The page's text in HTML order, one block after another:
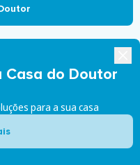
em ajudar
Casa do Doutor
para a sua casa